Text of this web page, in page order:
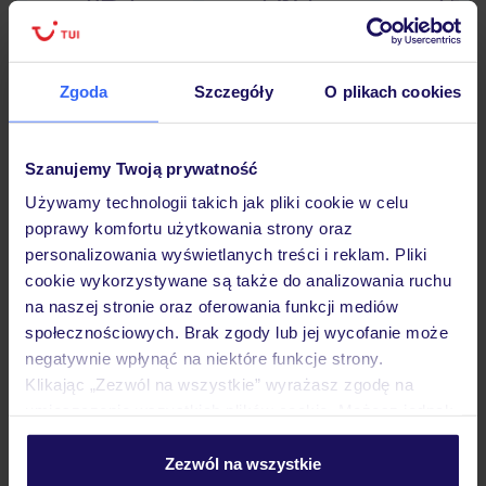
Zgoda Szczegóły O plikach cookies
Szanujemy Twoją prywatność
Używamy technologii takich jak pliki cookie w celu
poprawy komfortu użytkowania strony oraz
personalizowania wyświetlanych treści i reklam. Pliki
cookie wykorzystywane są także do analizowania ruchu
na naszej stronie oraz oferowania funkcji mediów
społecznościowych. Brak zgody lub jej wycofanie może
negatywnie wpłynąć na niektóre funkcje strony.
Klikając „Zezwól na wszystkie” wyrażasz zgodę na
personalizować swój wybór wchodząc w zakładkę
Zezwól na wszystkie
Lider niskich cen 30 lat w
Hotel
Pokoje
Wyżywienie